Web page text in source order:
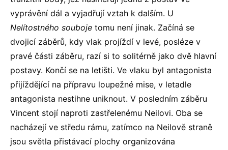
vyprávění dál a vyjadřují vztah k dalším. U
Nelítostného souboje tomu není jinak. Začíná se
dvojicí záběrů, kdy vlak projíždí v levé, posléze v
pravé části záběru, razí si to solitérně jako dvě hlavní
postavy. Končí se na letišti. Ve vlaku byl antagonista
přijíždějící na přípravu loupežné mise, v letadle
antagonista nestihne uniknout. V posledním záběru
Vincent stojí naproti zastřelenému Neilovi. Oba se
nacházejí ve středu rámu, zatímco na Neilově straně
jsou světla přistávací plochy organizována